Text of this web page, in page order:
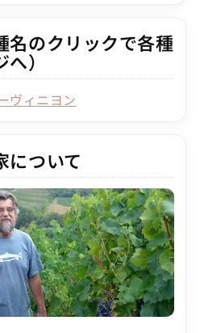
名のクリックで各種
）
ヴィニヨン
について